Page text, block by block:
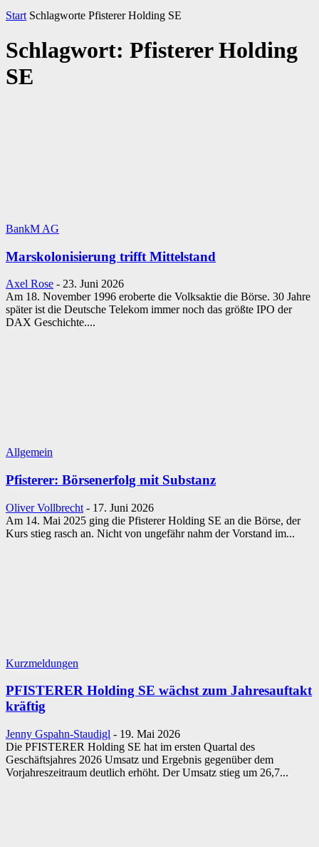
Start Schlagworte Pfisterer Holding SE
Schlagwort: Pfisterer Holding
SE
BankM AG
Marskolonisierung trifft Mittelstand
Axel Rose - 23. Juni 2026
Am 18. November 1996 eroberte die Volksaktie die Börse. 30 Jahre
später ist die Deutsche Telekom immer noch das größte IPO der
DAX Geschichte....
Allgemein
Pfisterer: Börsenerfolg mit Substanz
Oliver Vollbrecht - 17. Juni 2026
Am 14. Mai 2025 ging die Pfisterer Holding SE an die Börse, der
Kurs stieg rasch an. Nicht von ungefähr nahm der Vorstand im...
Kurzmeldungen
PFISTERER Holding SE wächst zum Jahresauftakt
kräftig
Jenny Gspahn-Staudigl - 19. Mai 2026
Die PFISTERER Holding SE hat im ersten Quartal des
Geschäftsjahres 2026 Umsatz und Ergebnis gegenüber dem
Vorjahreszeitraum deutlich erhöht. Der Umsatz stieg um 26,7...